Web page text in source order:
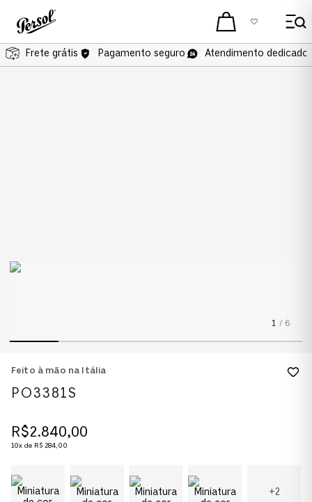
Frete grátis Pagamento seguro Atendimento dedicado
1 / 6
Feito à mão na Itália
PO3381S
R$2.840,00
10x de R$ 284,00
+2